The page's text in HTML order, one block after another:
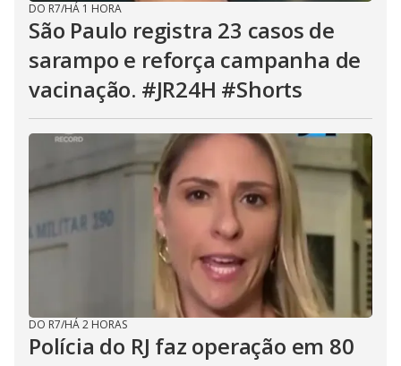
DO R7/HÁ 1 HORA
São Paulo registra 23 casos de
sarampo e reforça campanha de
vacinação. #JR24H #Shorts
DO R7/HÁ 2 HORAS
Polícia do RJ faz operação em 80